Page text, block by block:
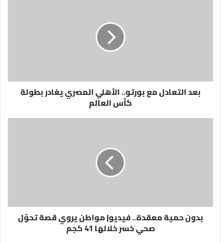
كأس
العالمبعد التعادل مع بورتو.. الأهلي المصري يغادر بطولة
كأس العالم
صحي
خسربدون حمية معقدة.. فيديو| مواطن يروي قصة تحوّل
صحي خسر خلالها 41 كجم